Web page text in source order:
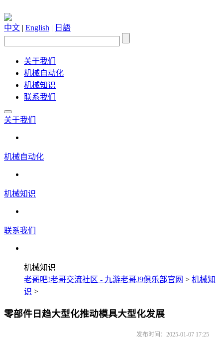
中文 | English | 日語
关于我们
机械自动化
机械知识
联系我们
关于我们
机械自动化
机械知识
联系我们
机械知识
老哥吧!老哥交流社区 - 九游老哥J9俱乐部官网 > 机械知
识 >
零部件日趋大型化推动模具大型化发展
发布时间：2025-01-07 17:25